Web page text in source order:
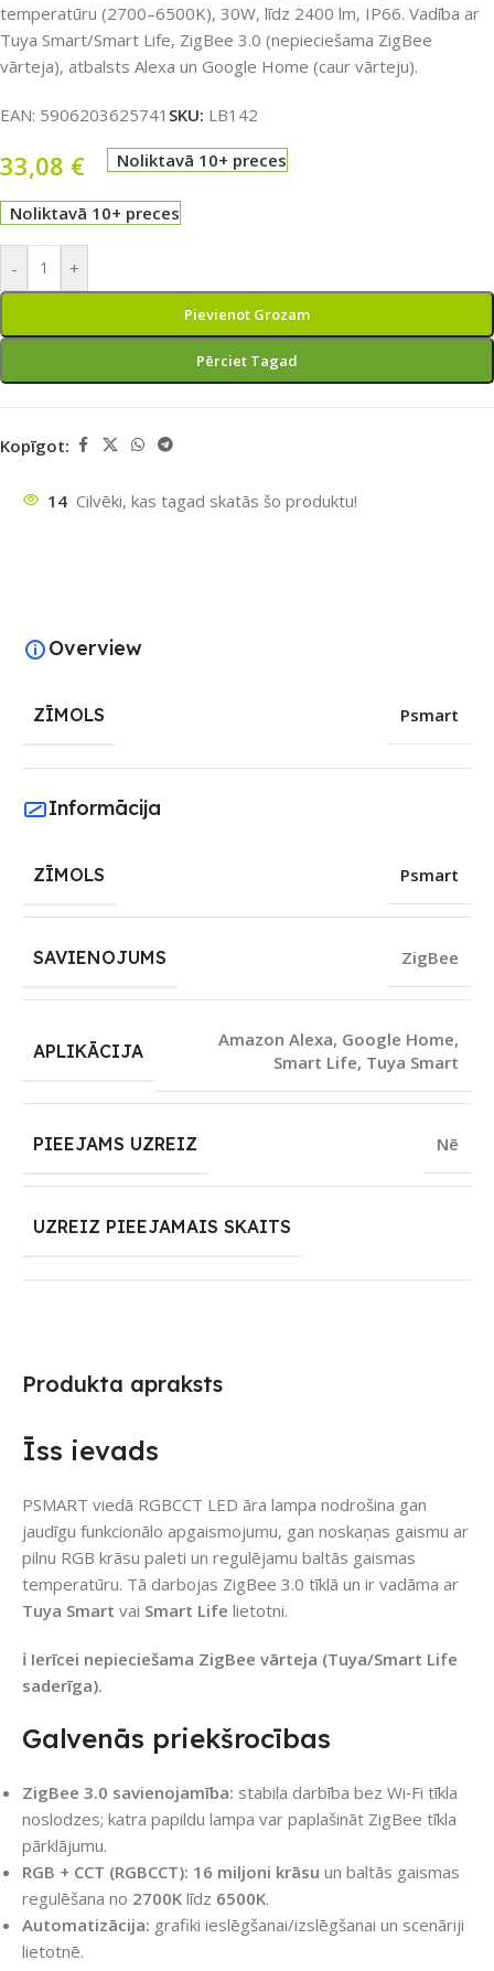
temperatūru (2700–6500K), 30W, līdz 2400 lm, IP66. Vadība ar
Tuya Smart/Smart Life, ZigBee 3.0 (nepieciešama ZigBee
vārteja), atbalsts Alexa un Google Home (caur vārteju).
EAN: 5906203625741 SKU: LB142
33,08 € Noliktavā 10+ preces
Noliktavā 10+ preces
- +
Pievienot Grozam
Pērciet Tagad
Kopīgot:
14 Cilvēki, kas tagad skatās šo produktu!
Produkta apraksts
Īss ievads
PSMART viedā RGBCCT LED āra lampa nodrošina gan
jaudīgu funkcionālo apgaismojumu, gan noskaņas gaismu ar
pilnu RGB krāsu paleti un regulējamu baltās gaismas
temperatūru. Tā darbojas ZigBee 3.0 tīklā un ir vadāma ar
Tuya Smart vai Smart Life lietotni.
ℹ️ Ierīcei nepieciešama ZigBee vārteja (Tuya/Smart Life
saderīga).
Galvenās priekšrocības
ZigBee 3.0 savienojamība: stabila darbība bez Wi‑Fi tīkla
noslodzes; katra papildu lampa var paplašināt ZigBee tīkla
pārklājumu.
RGB + CCT (RGBCCT): 16 miljoni krāsu un baltās gaismas
regulēšana no 2700K līdz 6500K.
Automatizācija: grafiki ieslēgšanai/izslēgšanai un scenāriji
lietotnē.
Overview
ZĪMOLS Psmart
Informācija
ZĪMOLS Psmart
SAVIENOJUMS ZigBee
APLIKĀCIJA
Amazon Alexa, Google Home,
Smart Life, Tuya Smart
PIEEJAMS UZREIZ Nē
UZREIZ PIEEJAMAIS SKAITS